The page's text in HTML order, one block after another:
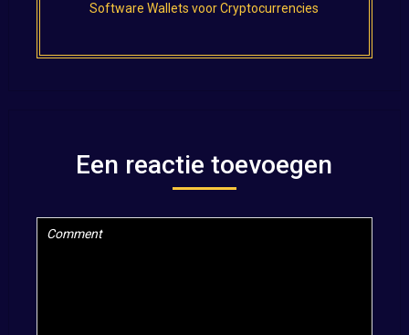
Software Wallets voor Cryptocurrencies
Een reactie toevoegen